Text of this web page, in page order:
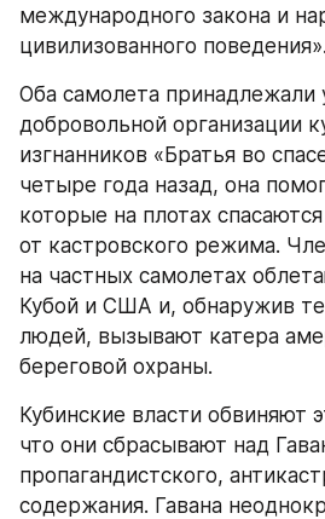
международного закона и
цивилизованного поведения».
Оба самолета принадлежали
добровольной организации
изгнанников «Братья во
четыре года назад, она
которые на плотах
от кастровского режима.
на частных самолетах
Кубой и США и, обнаружив
людей, вызывают катера
береговой охраны.
Кубинские власти обвиняют
что они сбрасывают над
пропагандистского,
содержания. Гавана